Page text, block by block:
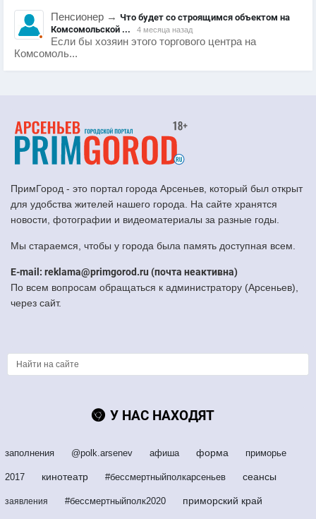
Пенсионер → Что будет со строящимся объектом на
Комсомольской ...
4 месяца назад
Если бы хозяин этого торгового центра на
Комсомоль...
ПримГород - это портал города Арсеньев, который был открыт
для удобства жителей нашего города. На сайте хранятся
новости, фотографии и видеоматериалы за разные годы.
Мы стараемся, чтобы у города была память доступная всем.
E-mail: reklama@primgorod.ru (почта неактивна)
По всем вопросам обращаться к администратору (Арсеньев),
через сайт.
У НАС НАХОДЯТ
заполнения @polk.arsenev афиша форма приморье
2017 кинотеатр #бессмертныйполкарсеньев сеансы
заявления #бессмертныйполк2020 приморский край